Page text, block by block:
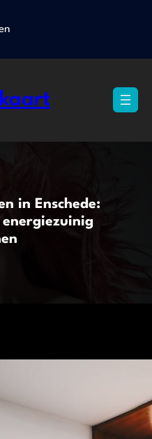
in Enschede: